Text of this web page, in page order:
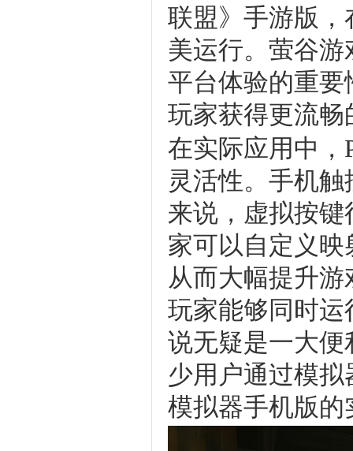
联盟》手游版，
美运行。萤谷
平台体验的重
玩家获得更流畅
在实际应用中，
灵活性。手机
来说，虚拟按键
家可以自定义
从而大幅提升
玩家能够同时
说无疑是一大
少用户通过模
模拟器手机版的